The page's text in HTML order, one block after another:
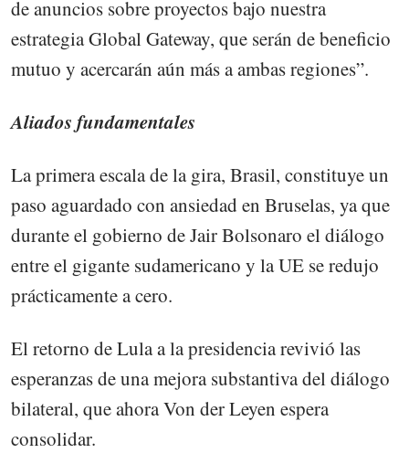
de anuncios sobre proyectos bajo nuestra
estrategia Global Gateway, que serán de beneficio
mutuo y acercarán aún más a ambas regiones”.
Aliados fundamentales
La primera escala de la gira, Brasil, constituye un
paso aguardado con ansiedad en Bruselas, ya que
durante el gobierno de Jair Bolsonaro el diálogo
entre el gigante sudamericano y la UE se redujo
prácticamente a cero.
El retorno de Lula a la presidencia revivió las
esperanzas de una mejora substantiva del diálogo
bilateral, que ahora Von der Leyen espera
consolidar.